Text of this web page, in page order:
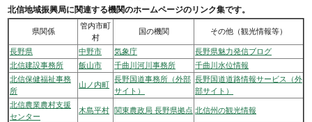
北信地域振興局に関連する機関のホームページのリンク集です。
県関係
管内市町
村
国の機関 その他（観光情報等）
長野県 中野市 気象庁
長野県魅力発信ブログ
北信建設事務所
飯山市 千曲川河川事務所
千曲川水位情報
北信保健福祉事務
所
山ノ内町
長野国道事務所（外部
サイト）
長野国道道路情報サービス（外
部サイト）
北信農業農村支援
センター
木島平村 関東農政局 長野県拠点 北信州の観光情報